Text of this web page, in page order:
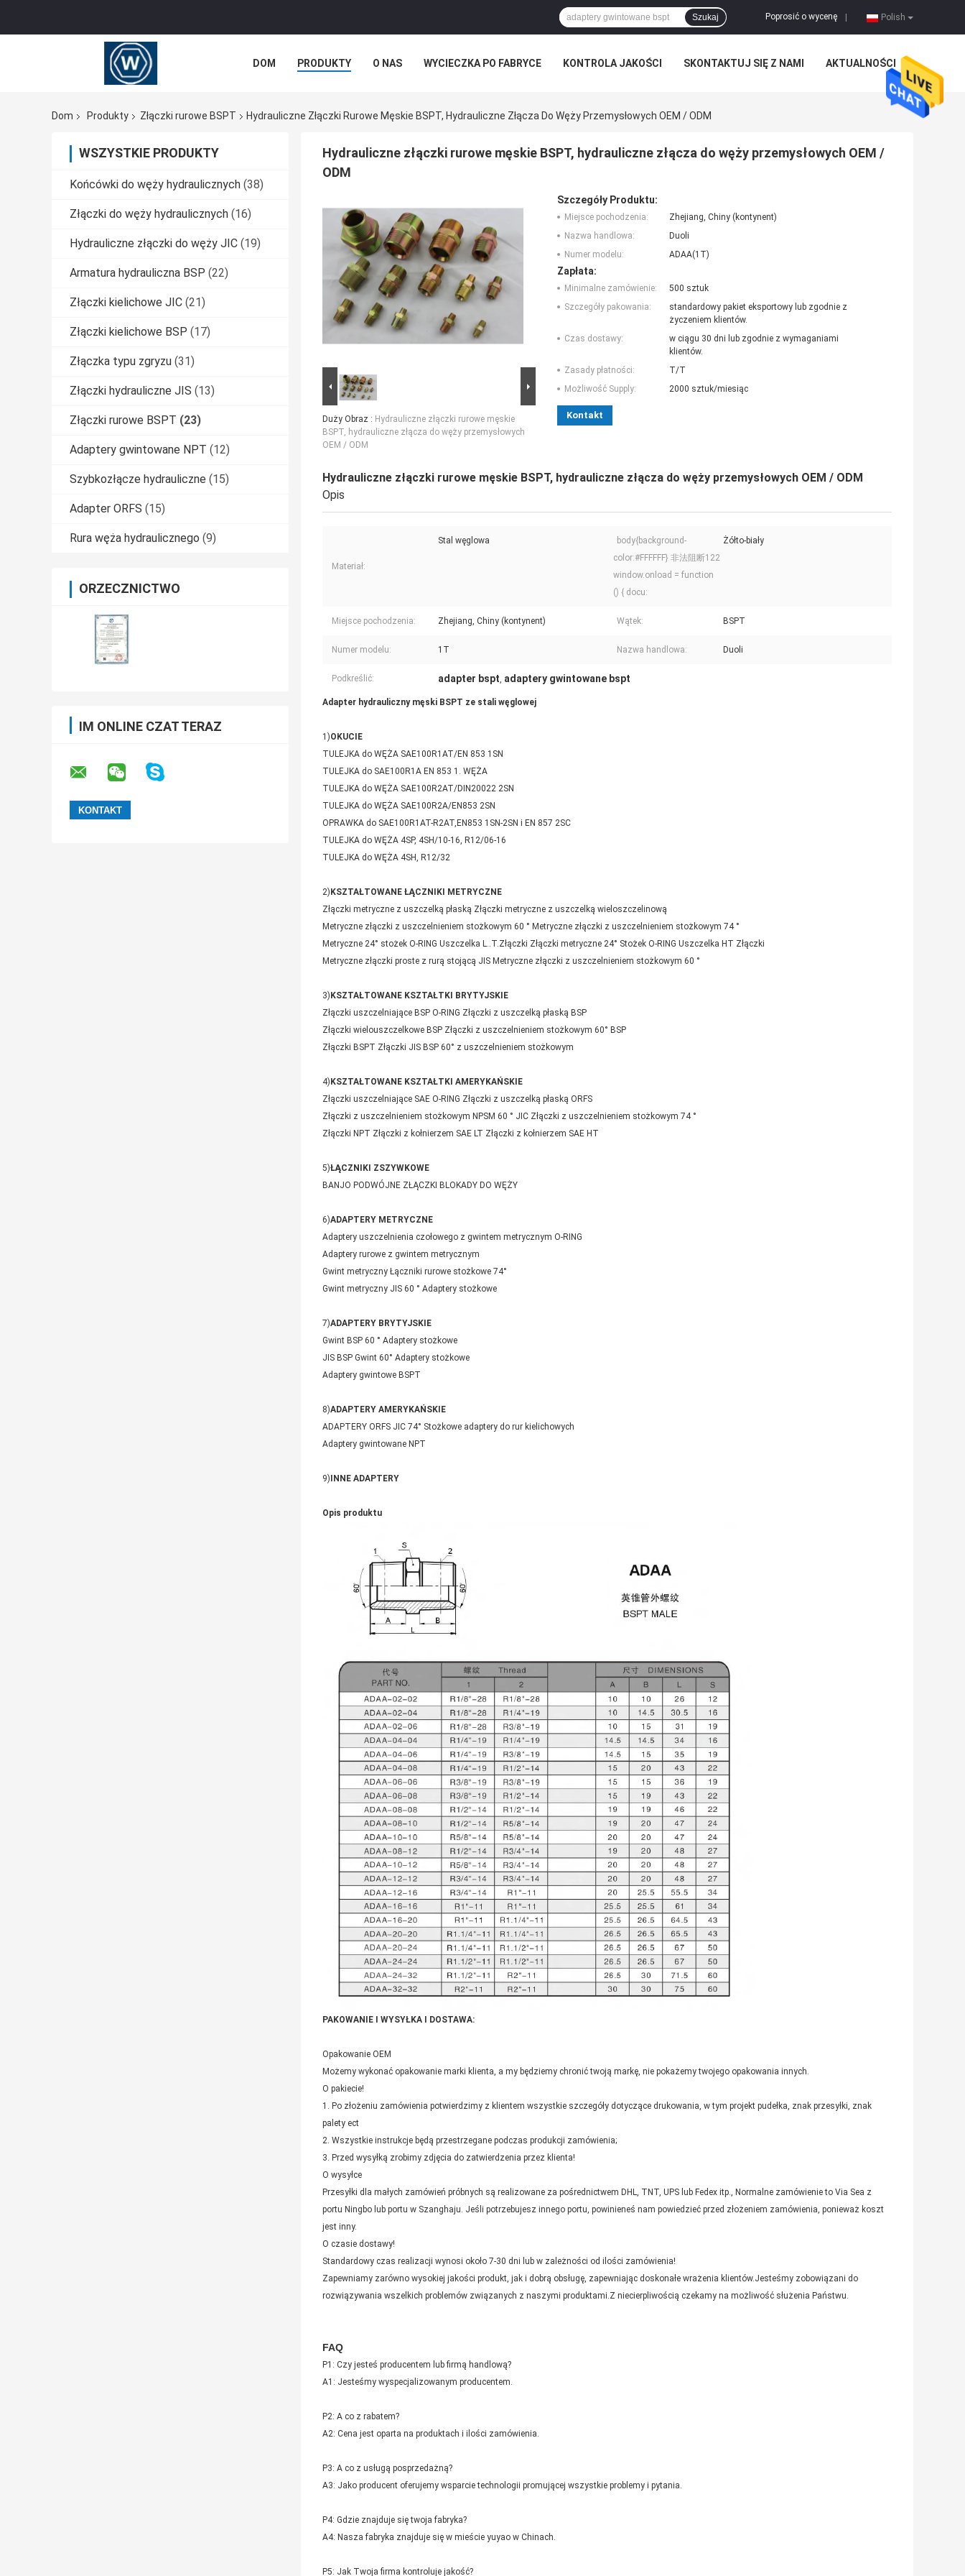
Polish
Poprosić o wycenę
Szukaj
DOM PRODUKTY O NAS WYCIECZKA PO FABRYCE KONTROLA JAKOŚCI SKONTAKTUJ SIĘ Z NAMI AKTUALNOŚCI
Dom
Produkty Złączki rurowe BSPT Hydrauliczne Złączki Rurowe Męskie BSPT, Hydrauliczne Złącza Do Węży Przemysłowych OEM / ODM
WSZYSTKIE PRODUKTY
Końcówki do węży hydraulicznych (38)
Złączki do węży hydraulicznych (16)
Hydrauliczne złączki do węży JIC (19)
Armatura hydrauliczna BSP (22)
Złączki kielichowe JIC (21)
Złączki kielichowe BSP (17)
Złączka typu zgryzu (31)
Złączki hydrauliczne JIS (13)
Złączki rurowe BSPT (23)
Adaptery gwintowane NPT (12)
Szybkozłącze hydrauliczne (15)
Adapter ORFS (15)
Rura węża hydraulicznego (9)
ORZECZNICTWO
IM ONLINE CZAT TERAZ
Hydrauliczne złączki rurowe męskie BSPT, hydrauliczne złącza do węży przemysłowych OEM /
ODM
Duży Obraz : Hydrauliczne złączki rurowe męskie
BSPT, hydrauliczne złącza do węży przemysłowych
OEM / ODM
Szczegóły Produktu:
Miejsce pochodzenia:
Zhejiang, Chiny (kontynent)
Nazwa handlowa:
Duoli
Numer modelu:
ADAA(1T)
Zapłata:
Minimalne zamówienie:
500 sztuk
Szczegóły pakowania:
standardowy pakiet eksportowy lub zgodnie z
życzeniem klientów.
Czas dostawy:
w ciągu 30 dni lub zgodnie z wymaganiami
klientów.
Zasady płatności:
T/T
Możliwość Supply:
2000 sztuk/miesiąc
Kontakt
Hydrauliczne złączki rurowe męskie BSPT, hydrauliczne złącza do węży przemysłowych OEM / ODM
Opis
Materiał:
Stal węglowa
body{background-
color:#FFFFFF} 非法阻断122
window.onload = function
() { docu:
Żółto-biały
Miejsce pochodzenia: Zhejiang, Chiny (kontynent) Wątek: BSPT
Numer modelu: 1T Nazwa handlowa: Duoli
Podkreślić: adapter bspt, adaptery gwintowane bspt
Adapter hydrauliczny męski BSPT ze stali węglowej
1)OKUCIE
TULEJKA do WĘŻA SAE100R1AT/EN 853 1SN
TULEJKA do SAE100R1A EN 853 1. WĘŻA
TULEJKA do WĘŻA SAE100R2AT/DIN20022 2SN
TULEJKA do WĘŻA SAE100R2A/EN853 2SN
OPRAWKA do SAE100R1AT-R2AT,EN853 1SN-2SN i EN 857 2SC
TULEJKA do WĘŻA 4SP, 4SH/10-16, R12/06-16
TULEJKA do WĘŻA 4SH, R12/32
2) KSZTAŁTOWANE ŁĄCZNIKI METRYCZNE
Złączki metryczne z uszczelką płaską Złączki metryczne z uszczelką wieloszczelinową
Metryczne złączki z uszczelnieniem stożkowym 60 ° Metryczne złączki z uszczelnieniem stożkowym 74 °
Metryczne 24° stożek O-RING Uszczelka L..T.Złączki Złączki metryczne 24° Stożek O-RING Uszczelka HT Złączki
Metryczne złączki proste z rurą stojącą JIS Metryczne złączki z uszczelnieniem stożkowym 60 °
3) KSZTAŁTOWANE KSZTAŁTKI BRYTYJSKIE
Złączki uszczelniające BSP O-RING Złączki z uszczelką płaską BSP
Złączki wielouszczelkowe BSP Złączki z uszczelnieniem stożkowym 60° BSP
Złączki BSPT Złączki JIS BSP 60° z uszczelnieniem stożkowym
4) KSZTAŁTOWANE KSZTAŁTKI AMERYKAŃSKIE
Złączki uszczelniające SAE O-RING Złączki z uszczelką płaską ORFS
Złączki z uszczelnieniem stożkowym NPSM 60 ° JIC Złączki z uszczelnieniem stożkowym 74 °
Złączki NPT Złączki z kołnierzem SAE LT Złączki z kołnierzem SAE HT
5)ŁĄCZNIKI ZSZYWKOWE
BANJO PODWÓJNE ZŁĄCZKI BLOKADY DO WĘŻY
6)ADAPTERY METRYCZNE
Adaptery uszczelnienia czołowego z gwintem metrycznym O-RING
Adaptery rurowe z gwintem metrycznym
Gwint metryczny Łączniki rurowe stożkowe 74°
Gwint metryczny JIS 60 ° Adaptery stożkowe
7)ADAPTERY BRYTYJSKIE
Gwint BSP 60 ° Adaptery stożkowe
JIS BSP Gwint 60° Adaptery stożkowe
Adaptery gwintowe BSPT
8)ADAPTERY AMERYKAŃSKIE
ADAPTERY ORFS JIC 74° Stożkowe adaptery do rur kielichowych
Adaptery gwintowane NPT
9) INNE ADAPTERY
Opis produktu
PAKOWANIE I WYSYŁKA I DOSTAWA:
Opakowanie OEM
Możemy wykonać opakowanie marki klienta, a my będziemy chronić twoją markę, nie pokażemy twojego opakowania innych.
O pakiecie!
1. Po złożeniu zamówienia potwierdzimy z klientem wszystkie szczegóły dotyczące drukowania, w tym projekt pudełka, znak przesyłki, znak
palety ect
2. Wszystkie instrukcje będą przestrzegane podczas produkcji zamówienia;
3. Przed wysyłką zrobimy zdjęcia do zatwierdzenia przez klienta!
O wysyłce
Przesyłki dla małych zamówień próbnych są realizowane za pośrednictwem DHL, TNT, UPS lub Fedex itp., Normalne zamówienie to Via Sea z
portu Ningbo lub portu w Szanghaju. Jeśli potrzebujesz innego portu, powinieneś nam powiedzieć przed złożeniem zamówienia, ponieważ koszt
jest inny.
O czasie dostawy!
Standardowy czas realizacji wynosi około 7-30 dni lub w zależności od ilości zamówienia!
Zapewniamy zarówno wysokiej jakości produkt, jak i dobrą obsługę, zapewniając doskonałe wrażenia klientów.Jesteśmy zobowiązani do
rozwiązywania wszelkich problemów związanych z naszymi produktami.Z niecierpliwością czekamy na możliwość służenia Państwu.
FAQ
P1: Czy jesteś producentem lub firmą handlową?
A1: Jesteśmy wyspecjalizowanym producentem.
P2: A co z rabatem?
A2: Cena jest oparta na produktach i ilości zamówienia.
P3: A co z usługą posprzedażną?
A3: Jako producent oferujemy wsparcie technologii promującej wszystkie problemy i pytania.
P4: Gdzie znajduje się twoja fabryka?
A4: Nasza fabryka znajduje się w mieście yuyao w Chinach.
P5: Jak Twoja firma kontroluje jakość?